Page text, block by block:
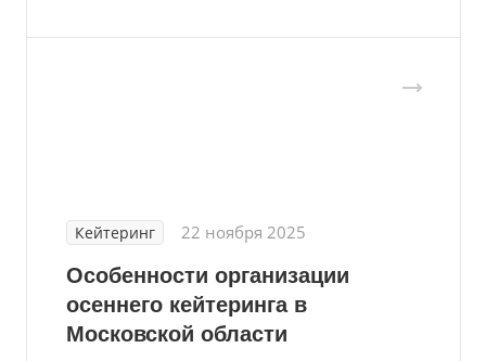
Кейтеринг 22 ноября 2025
Особенности организации
осеннего кейтеринга в
Московской области